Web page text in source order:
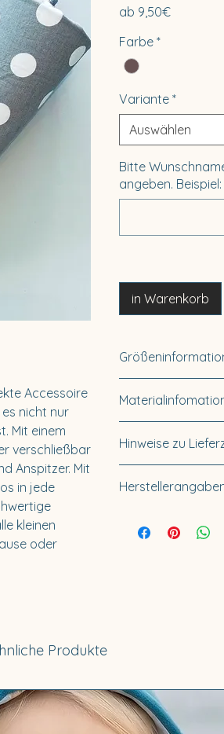
Accessoire
nicht nur
Mit einem
verschließbar
Anspitzer. Mit
in jede
kleinen
oder
ab 9,50€Sale-
Farbe *
Variante *
Auswählen
Bitte
angeben.
in Warenkorb
Onesize (7,5 x
Hinweise zu
Für
Buckow & Hartwig
Sibylle Hartwig,
Umsatzsteuer-
Produkte